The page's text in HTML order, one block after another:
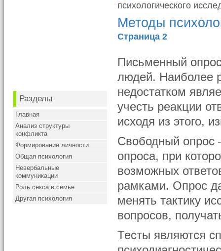
Разделы
Главная
Анализ структуры
конфликта
Формирование личности
Общая психология
Невербальные
коммуникации
Роль секса в семье
Другая психология
психологического
Методы
Страница 2
Письменный
людей. Наиболее
недостатком
учесть реакции
исходя из этого,
Свободный опрос
опроса, при
возможных
рамками. Опрос
менять тактику
вопросов,
Тесты являются